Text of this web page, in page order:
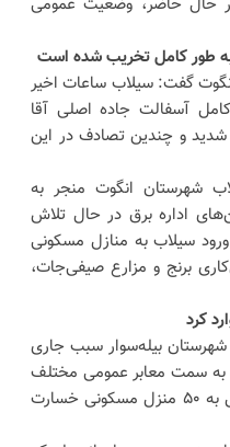
به طور کامل تخریب شده است
گفت: سیلاب ساعات اخیر
آسفالت جاده اصلی آقا
شدید و چندین تصادف در این
شهرستان انگوت منجر به
اداره برق در حال تلاش
سیلاب به منازل مسکونی
برنج و مزارع صیفی‌جات،
بیله‌سوار سبب جاری
به سمت معابر عمومی مختلف
جریان یافته که به سبب همین سیل به ۵۰ منزل مسکونی خسارت